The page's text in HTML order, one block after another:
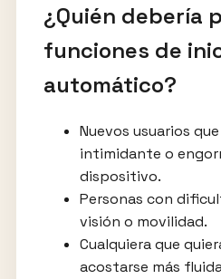
¿Quién debería
funciones de
automático?
Nuevos usuarios
intimidante o
dispositivo.
Personas con
visión o movilidad.
Cualquiera que
acostarse más